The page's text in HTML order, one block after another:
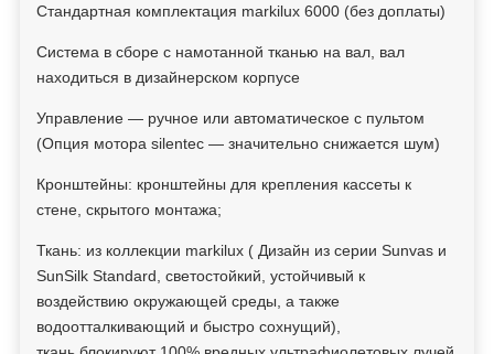
Стандартная комплектация markilux 6000 (без доплаты)
Система в сборе с намотанной тканью на вал, вал
находиться в дизайнерском корпусе
Управление — ручное или автоматическое с пультом
(Опция мотора silentec — значительно снижается шум)
Кронштейны: кронштейны для крепления кассеты к
стене, скрытого монтажа;
Ткань: из коллекции markilux ( Дизайн из серии Sunvas и
SunSilk Standard, светостойкий, устойчивый к
воздействию окружающей среды, а также
водоотталкивающий и быстро сохнущий),